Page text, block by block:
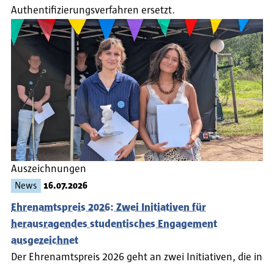
Authentifizierungsverfahren ersetzt.
Auszeichnungen
News 16.07.2026
Ehrenamtspreis 2026: Zwei Initiativen für
herausragendes studentisches Engagement
ausgezeichnet
Der Ehrenamtspreis 2026 geht an zwei Initiativen, die in